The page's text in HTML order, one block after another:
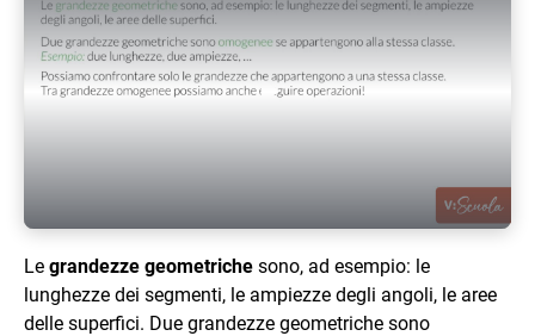
Play Video
Le grandezze geometriche sono, ad esempio: le
lunghezze dei segmenti, le ampiezze degli angoli, le aree
delle superfici. Due grandezze geometriche sono